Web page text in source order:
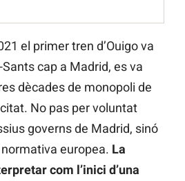
el primer tren d’Ouigo va
cap a Madrid, es va
dècades de monopoli de
No pas per voluntat
governs de Madrid, sinó
europea. La
com l’inici d’una